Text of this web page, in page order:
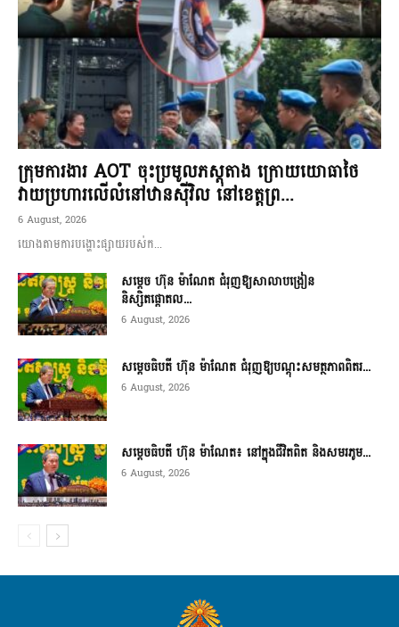
ក្រុមការងារ AOT ចុះប្រមូលភស្តុតាង ក្រោយយោធាថៃ
វាយប្រហារលើលំនៅឋានស៊ីវិល នៅខេត្តព្រ...
6 August, 2026
យោងតាមការបង្ហោះផ្សាយរបស់ក...
សម្តេច ហ៊ុន ម៉ាណែត ជំរុញឱ្យសាលាបង្រៀន
និស្សិតផ្តោតល...
6 August, 2026
សម្តេចធិបតី ហ៊ុន ម៉ាណែត ជំរុញឱ្យបណ្តុះសមត្ថភាពពិតរ...
6 August, 2026
សម្តេចធិបតី ហ៊ុន ម៉ាណែត៖ នៅក្នុងជីវិតពិត និងសមរភូម...
6 August, 2026